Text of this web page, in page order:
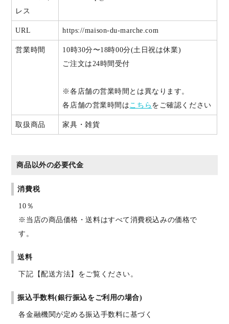
レス
URL https://maison-du-marche.com
営業時間
10時30分〜18時00分(土日祝は休業)
ご注文は24時間受付
※各店舗の営業時間とは異なります。
各店舗の営業時間はこちら をご確認ください
取扱商品 家具・雑貨
商品以外の必要代金
消費税
10％
※当店の商品価格・送料はすべて消費税込みの価格で
す。
送料
下記【配送方法】をご覧ください。
振込手数料(銀行振込をご利用の場合)
各金融機関が定める振込手数料に基づく